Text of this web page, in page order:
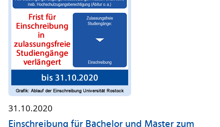
31.10.2020